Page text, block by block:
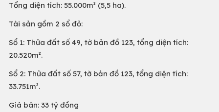
Tổng diện tích: 55.000m² (5,5 ha).
Tài sản gồm 2 sổ đỏ:
Sổ 1: Thửa đất số 49, tờ bản đồ 123, tổng diện tích:
20.520m².
Sổ 2: Thửa đất số 57, tờ bản đồ 123, tổng diện tích:
33.751m².
Giá bán: 33 tỷ đồng